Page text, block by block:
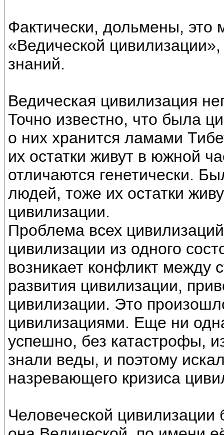
Фактически, дольмены,
«Ведической
знаний.
Ведическая цивилизация
Точно известно, что была
о них хранится ламами
их остатки живут в южной
отличаются генетически.
людей, тоже их остатки
цивилизации.
Проблема всех
цивилизации из одного
возникает конфликт между
развития цивилизации,
цивилизации. Это
цивилизациями. Еще ни
успешно, без катастрофы,
знали веды, и поэтому
назревающего кризиса
Человеческой цивилизации